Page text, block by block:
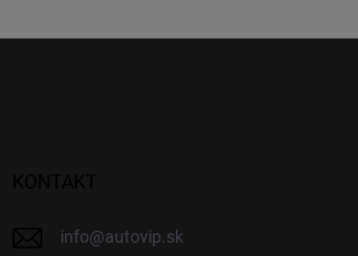
info@autovip.sk